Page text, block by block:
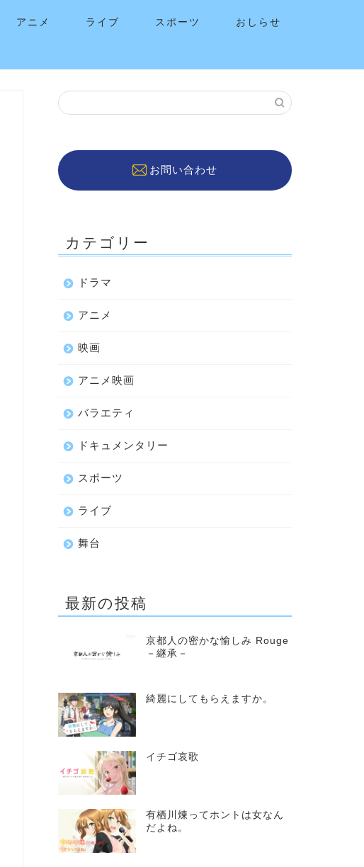
アニメ ライブ スポーツ おしらせ
お問い合わせ
カテゴリー
ドラマ
アニメ
映画
アニメ映画
バラエティ
ドキュメンタリー
スポーツ
ライブ
舞台
最新の投稿
京都人の密かな愉しみ Rouge
－継承－
綺麗にしてもらえますか。
イチゴ哀歌
有栖川煉ってホントは女なん
だよね。